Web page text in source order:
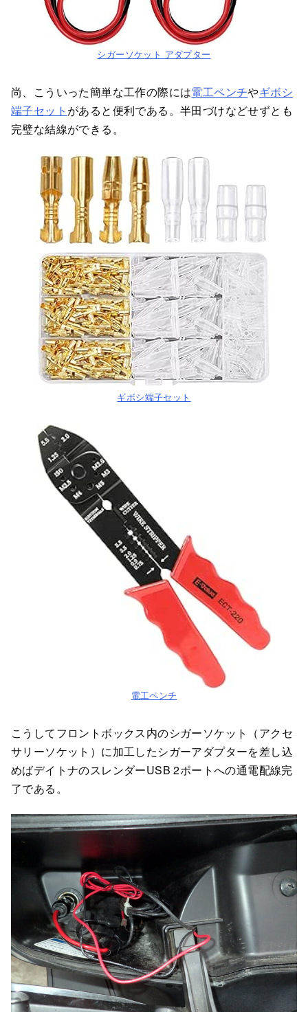
シガーソケット アダプター
尚、こういった簡単な工作の際には電工ペンチやギボシ
端子セット があると便利である。半田づけなどせずとも
完璧な結線ができる。
ギボシ端子セット
電工ペンチ
こうしてフロントボックス内のシガーソケット（アクセ
サリーソケット）に加工したシガーアダプターを差し込
めばデイトナのスレンダーUSB 2ポートへの通電配線完
了である。